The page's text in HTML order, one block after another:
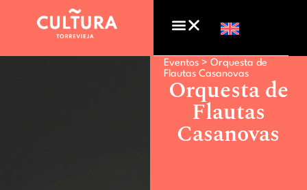
Eventos > Orquesta de
Flautas Casanovas
Orquesta de
Flautas
Casanovas